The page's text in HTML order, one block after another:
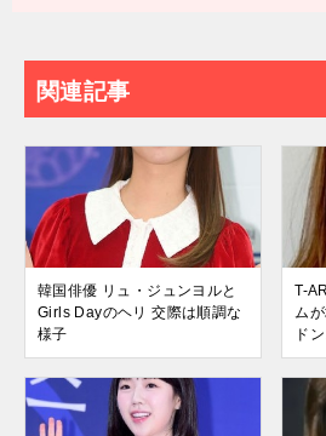
関連記事
韓国俳優 リュ・ジュンヨルと
Girls Dayのヘリ 交際は順調な
様子
T-
ム
ド